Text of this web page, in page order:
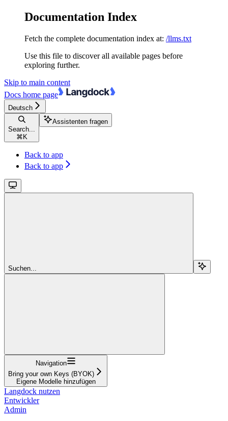
Documentation Index
Fetch the complete documentation index at: /llms.txt
Use this file to discover all available pages before
exploring further.
Skip to main content
Docs home page
Deutsch
Search...
⌘ K
Assistenten fragen
Back to app
Back to app
Suchen...
Navigation
Bring your own Keys (BYOK)
Eigene Modelle hinzufügen
Langdock nutzen
Entwickler
Admin